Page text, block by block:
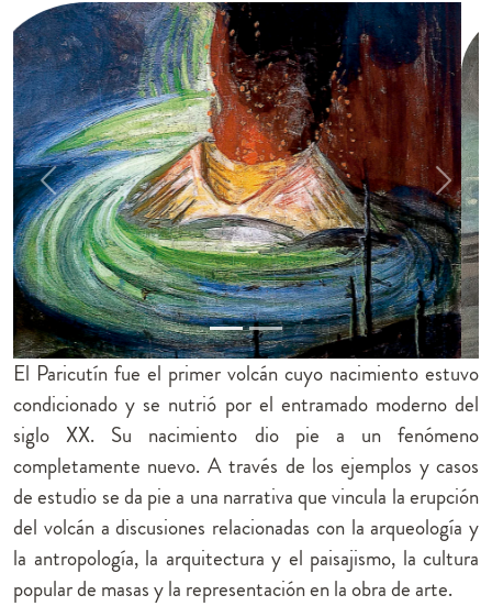
Previous Next
El Paricutín fue el primer volcán cuyo nacimiento estuvo
condicionado y se nutrió por el entramado moderno del
siglo XX. Su nacimiento dio pie a un fenómeno
completamente nuevo. A través de los ejemplos y casos
de estudio se da pie a una narrativa que vincula la erupción
del volcán a discusiones relacionadas con la arqueología y
la antropología, la arquitectura y el paisajismo, la cultura
popular de masas y la representación en la obra de arte.